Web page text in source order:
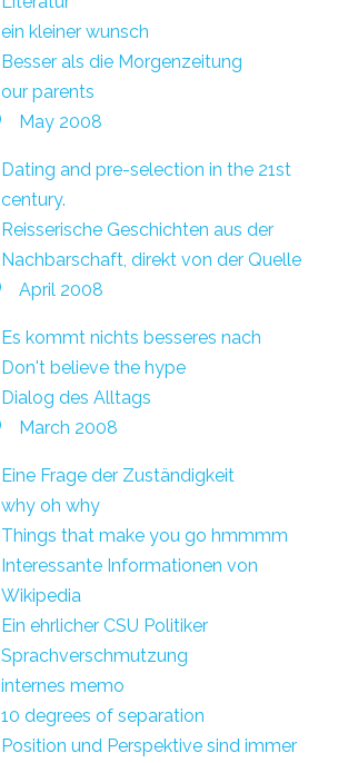
ein kleiner wunsch
Besser als die Morgenzeitung
our parents
May 2008
Dating and pre-selection in the 21st
century.
Reisserische Geschichten aus der
Nachbarschaft, direkt von der Quelle
April 2008
Es kommt nichts besseres nach
Don't believe the hype
Dialog des Alltags
March 2008
Eine Frage der Zuständigkeit
why oh why
Things that make you go hmmmm
Interessante Informationen von
Wikipedia
Ein ehrlicher CSU Politiker
Sprachverschmutzung
internes memo
10 degrees of separation
Position und Perspektive sind immer